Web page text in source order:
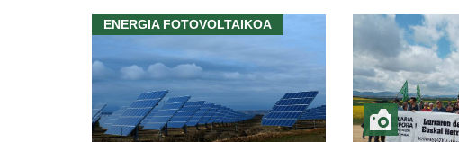
ENERGIA FOTOVOLTAIKOA